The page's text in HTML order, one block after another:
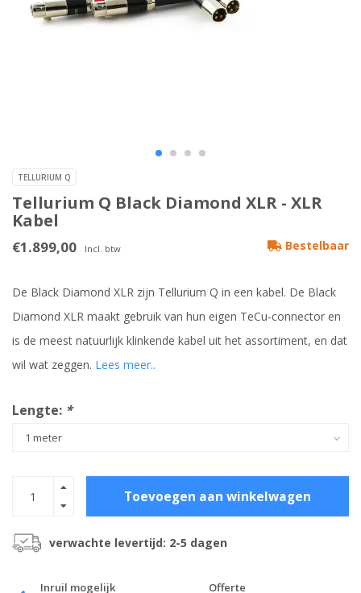
TELLURIUM Q
Tellurium Q Black Diamond XLR - XLR
Kabel
€1.899,00 Incl. btw Bestelbaar
De Black Diamond XLR zijn Tellurium Q in een kabel. De Black
Diamond XLR maakt gebruik van hun eigen TeCu-connector en
is de meest natuurlijk klinkende kabel uit het assortiment, en dat
wil wat zeggen. Lees meer..
Lengte: *
Toevoegen aan winkelwagen
verwachte levertijd: 2-5 dagen
Inruil mogelijk Offerte